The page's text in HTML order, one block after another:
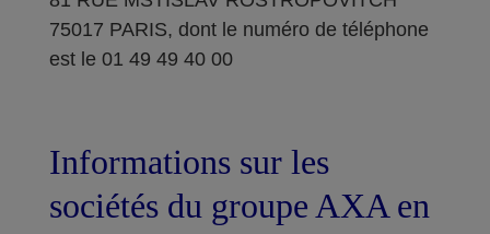
75017 PARIS, dont le numéro de téléphone
est le 01 49 49 40 00
Informations sur les
sociétés du groupe AXA en